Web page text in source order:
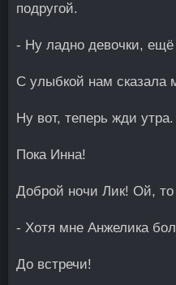
подругой.
- Ну ладно девочки, ещё
С улыбкой нам сказала
Ну вот, теперь жди утра.
Пока Инна!
Доброй ночи Лик! Ой, то
- Хотя мне Анжелика
До встречи!